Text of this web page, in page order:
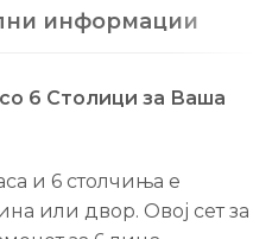
информации
6 Столици за Ваша
и 6 столчиња е
или двор. Овој сет за